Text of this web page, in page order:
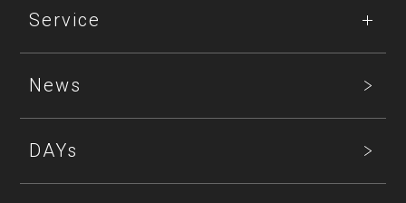
Service
News
DAYs